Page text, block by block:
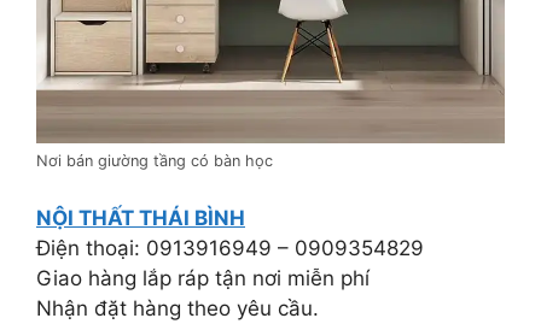
Nơi bán giường tầng có bàn học
NỘI THẤT THÁI BÌNH
Điện thoại: 0913916949 – 0909354829
Giao hàng lắp ráp tận nơi miễn phí
Nhận đặt hàng theo yêu cầu.